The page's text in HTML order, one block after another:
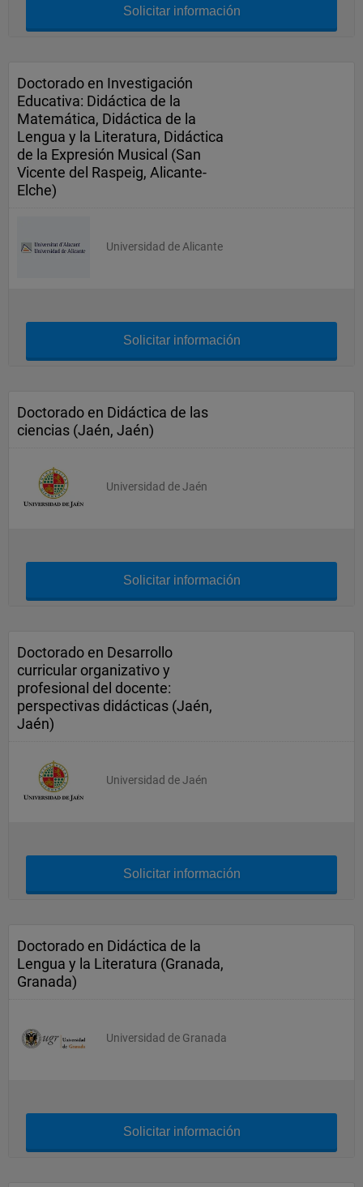
Solicitar información
Doctorado en Investigación
Educativa: Didáctica de la
Matemática, Didáctica de la
Lengua y la Literatura, Didáctica
de la Expresión Musical (San
Vicente del Raspeig, Alicante-
Elche)
Universidad de Alicante
Solicitar información
Doctorado en Didáctica de las
ciencias (Jaén, Jaén)
Universidad de Jaén
Solicitar información
Doctorado en Desarrollo
curricular organizativo y
profesional del docente:
perspectivas didácticas (Jaén,
Jaén)
Universidad de Jaén
Solicitar información
Doctorado en Didáctica de la
Lengua y la Literatura (Granada,
Granada)
Universidad de Granada
Solicitar información